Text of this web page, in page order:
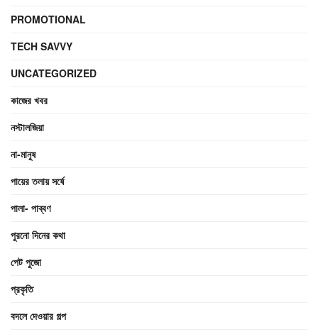
PROMOTIONAL
TECH SAVVY
UNCATEGORIZED
কাজের খবর
নস্টালজিয়া
না-মানুষ
পায়ের তলায় সর্ষে
পালা- পাব্বণ
পুরনো দিনের কথা
পেট পুজো
প্রকৃতি
বদলে দেওয়ার গল্প